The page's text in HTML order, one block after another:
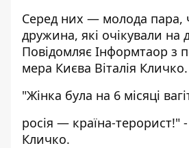
Серед них — молода пара,
дружина, які очікували на
Повідомляє Інформтаор з
мера Києва Віталія Кличко.
"Жінка була на 6 місяці
росія — країна-терорист!"
Кличко.